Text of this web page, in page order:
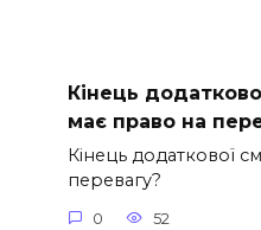
Кінець
має право на
Кінець додаткової
перевагу?
0 52